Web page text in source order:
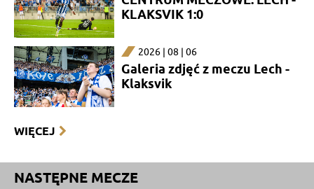
KLAKSVIK 1:0
2026 | 08 | 06
Galeria zdjęć z meczu Lech -
Klaksvik
WIĘCEJ
NASTĘPNE MECZE